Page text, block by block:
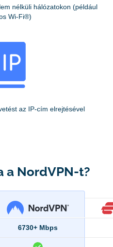
nélküli hálózatokon (például
Wi-Fi®)
az IP-cím elrejtésével
a NordVPN-t?
6730+ Mbps